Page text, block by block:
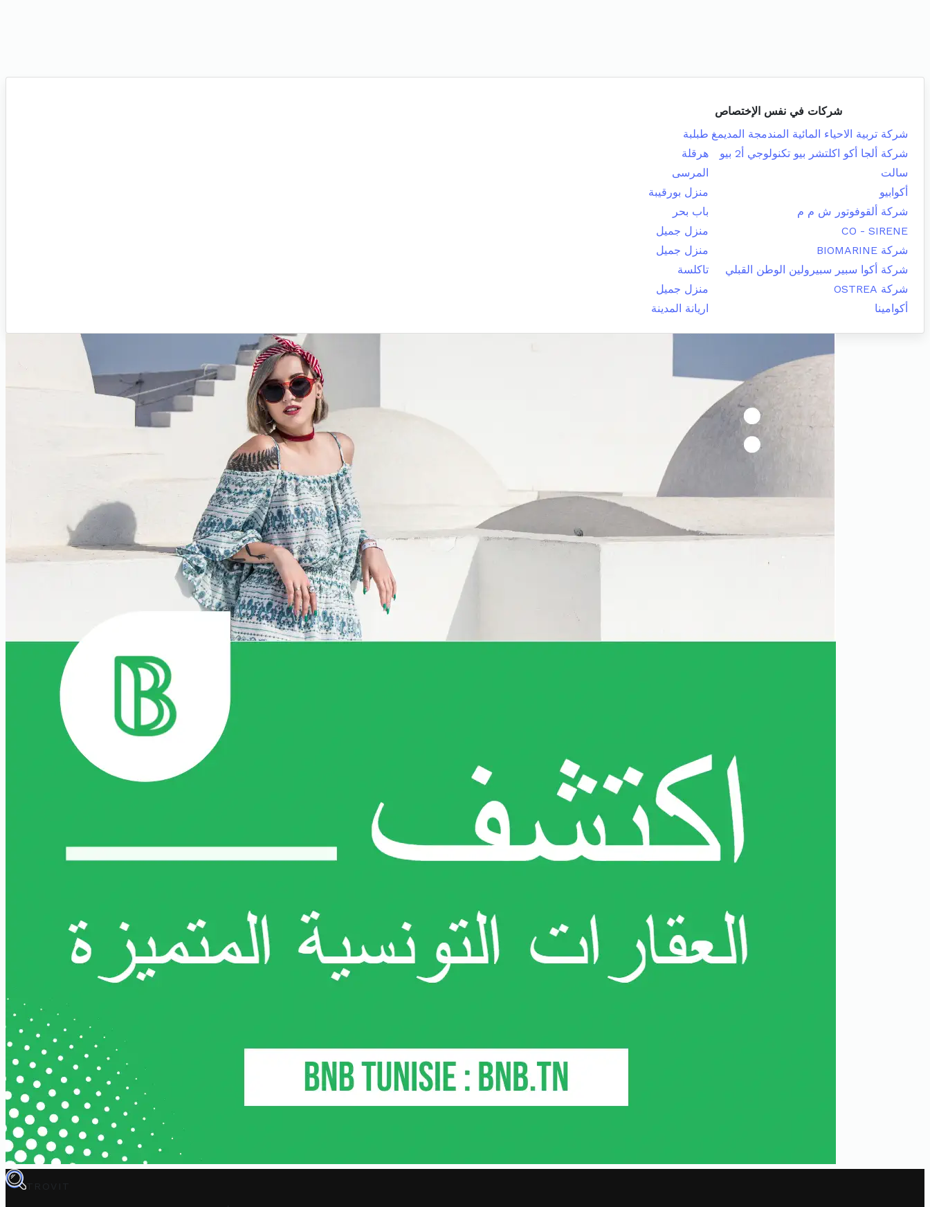
شركات في نفس الإختصاص
شركة تربية الاحياء المائية المندمجة المديمغ طبلبة
شركة ألجا أكو اكلتشر بيو تكنولوجي أ2 بيو
هرقلة
سالت
المرسى
أكوابيو
منزل بورقيبة
شركة ألقوفوتور ش م م
باب بحر
CO - SIRENE
منزل جميل
شركة BIOMARINE
منزل جميل
شركة أكوا سبير سبيرولين الوطن القبلي
تاكلسة
شركة OSTREA
منزل جميل
أكوامينا
اريانة المدينة
TROVIT